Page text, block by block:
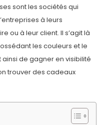
sont les sociétés qui
à leurs
ou à leur client. Il s’agit là
les couleurs et le
de gagner en visibilité
trouver des cadeaux